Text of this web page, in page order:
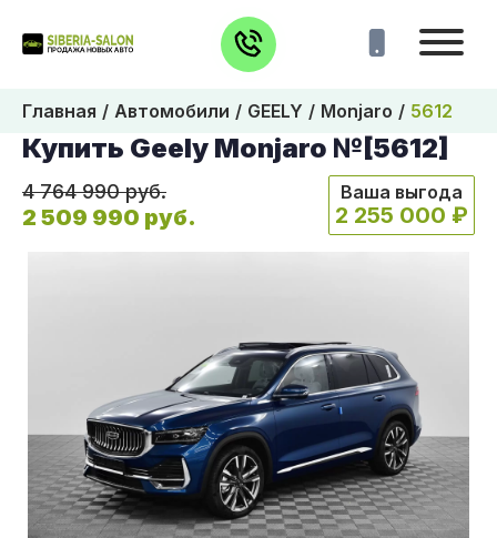
Главная Автомобили GEELY Monjaro 5612
Купить Geely Monjaro №[5612]
4 764 990 руб.
2 509 990 руб.
Ваша выгода
2 255 000 ₽